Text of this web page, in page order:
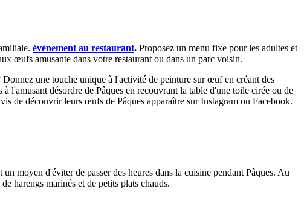
événement au restaurant. Proposez un menu fixe pour les adultes et
œufs amusante dans votre restaurant ou dans un parc voisin.
une touche unique à l'activité de peinture sur œuf en créant des
l'amusant désordre de Pâques en recouvrant la table d'une toile cirée ou de
de découvrir leurs œufs de Pâques apparaître sur Instagram ou Facebook.
moyen d'éviter de passer des heures dans la cuisine pendant Pâques. Au
harengs marinés et de petits plats chauds.